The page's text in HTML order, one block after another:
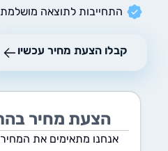
התחייבות לתוצאה מושלמת
קבלו הצעת מחיר עכשיו
הצעת מחיר
אנחנו מתאימים את המחיר בדיוק